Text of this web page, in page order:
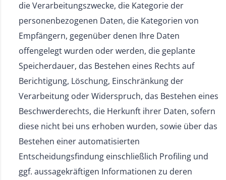
die Verarbeitungszwecke, die Kategorie der
personenbezogenen Daten, die Kategorien von
Empfängern, gegenüber denen Ihre Daten
offengelegt wurden oder werden, die geplante
Speicherdauer, das Bestehen eines Rechts auf
Berichtigung, Löschung, Einschränkung der
Verarbeitung oder Widerspruch, das Bestehen eines
Beschwerderechts, die Herkunft ihrer Daten, sofern
diese nicht bei uns erhoben wurden, sowie über das
Bestehen einer automatisierten
Entscheidungsfindung einschließlich Profiling und
ggf. aussagekräftigen Informationen zu deren